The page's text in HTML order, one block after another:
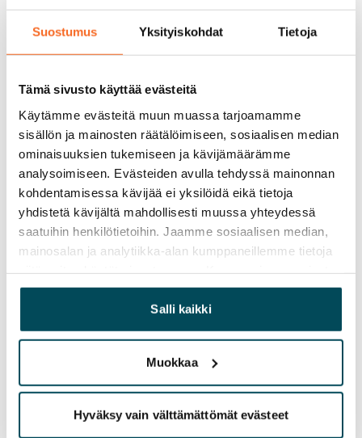
Suostumus Yksityiskohdat Tietoja
Tämä sivusto käyttää evästeitä
Käytämme evästeitä muun muassa tarjoamamme
sisällön ja mainosten räätälöimiseen, sosiaalisen median
ominaisuuksien tukemiseen ja kävijämäärämme
analysoimiseen. Evästeiden avulla tehdyssä mainonnan
kohdentamisessa kävijää ei yksilöidä eikä tietoja
yhdistetä kävijältä mahdollisesti muussa yhteydessä
saatuihin henkilötietoihin. Jaamme sosiaalisen median,
mainosalan ja analytiikka-alan kumppaneillemme tietoja
yhdistää näitä tietoja muihin tietoihin, joita olet antanut
heille tai joita on kerätty, kun olet käyttänyt heidän
palvelujaan.
Salli kaikki
Muokkaa
Hyväksy vain välttämättömät evästeet
Vapautuminen
Vapautumassa 1.9.
Varallisuusrajat
Ei
Vuokra
799 €/kk
Vuokravakuus
0 €, (yrityksille min. 1 kk vuokra)
Vuokrasopimus
Toistaiseksi voimassa oleva, minimi asumisaika
12 kk
Irtisanomis­mahdollisuus
Kotivakuutus
Pakollinen, ei sisälly vuokraan